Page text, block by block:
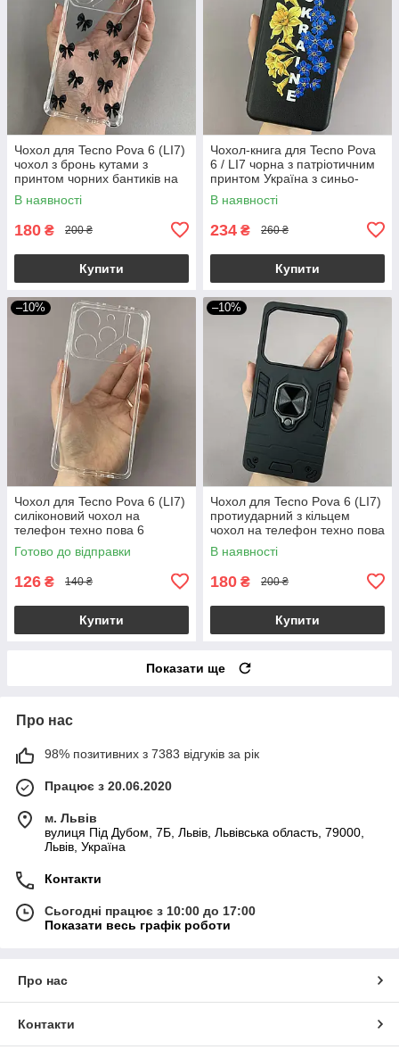
Чохол для Tecno Pova 6 (LI7)
чохол з бронь кутами з
принтом чорних бантиків на
техно пова 6 прозорий q03v
В наявності
180 ₴ 200 ₴
Купити
Чохол-книга для Tecno Pova
6 / LI7 чорна з патріотичним
принтом Україна з синьо-
жовтими квіточками q09p
В наявності
234 ₴ 260 ₴
Купити
–10%
Чохол для Tecno Pova 6 (LI7)
силіконовий чохол на
телефон техно пова 6
прозорий nsp
Готово до відправки
126 ₴ 140 ₴
Купити
–10%
Чохол для Tecno Pova 6 (LI7)
протиударний з кільцем
чохол на телефон техно пова
6 чорний q4l
В наявності
180 ₴ 200 ₴
Купити
Показати ще
Про нас
98% позитивних з 7383 відгуків за рік
Працює з 20.06.2020
м. Львів
вулиця Під Дубом, 7Б, Львів, Львівська область, 79000,
Львів, Україна
Контакти
Сьогодні працює з 10:00 до 17:00
Показати весь графік роботи
Про нас
Контакти